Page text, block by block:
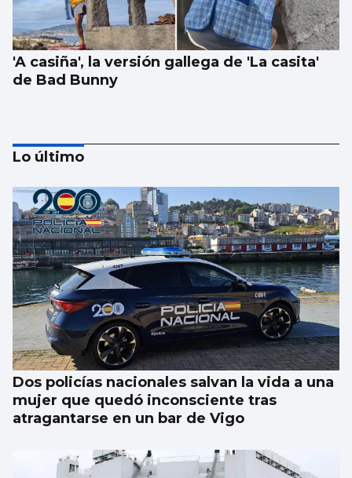
'A casiña', la versión gallega de 'La casita'
de Bad Bunny
1.000 euros por ir a festivales con
acompañante: el “trabajo del verano”
existe
Lo último
Dos policías nacionales salvan la vida a una
mujer que quedó inconsciente tras
atragantarse en un bar de Vigo